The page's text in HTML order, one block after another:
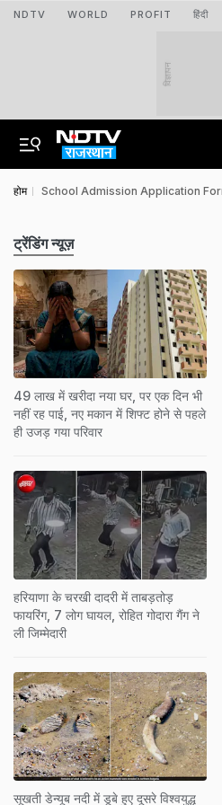
NDTV WORLD PROFIT हिंदी
विज्ञापन
होम School Admission Application
ट्रेंडिंग न्यूज़
49 लाख में खरीदा नया घर, पर एक दिन भी
नहीं रह पाई, नए मकान में शिफ्ट होने से पहले
ही उजड़ गया परिवार
हरियाणा के चरखी दादरी में ताबड़तोड़
फायरिंग, 7 लोग घायल, रोहित गोदारा गैंग ने
ली जिम्मेदारी
सूखती डेन्यूब नदी में डूबे हुए दूसरे विश्वयुद्ध